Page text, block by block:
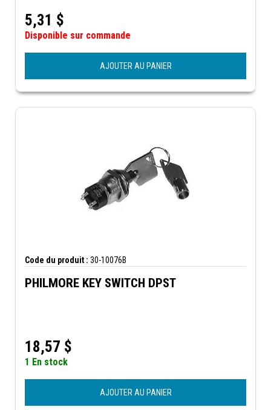
5,31 $
Disponible sur commande
AJOUTER AU PANIER
Code du produit : 30-10076B
PHILMORE KEY SWITCH DPST
18,57 $
1 En stock
AJOUTER AU PANIER